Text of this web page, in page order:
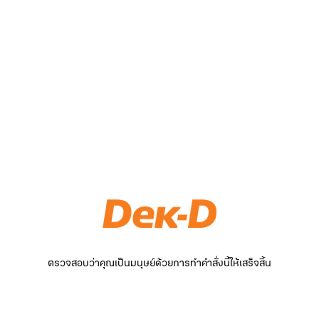
ตรวจสอบว่าคุณเป็นมนุษย์ด้วยการทำคำสั่งนี้ให้เสร็จสิ้น